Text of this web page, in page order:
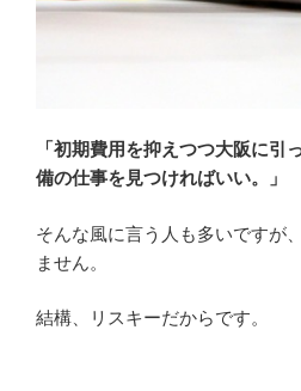
「初期費用を抑えつつ大阪に引
備の仕事を見つければいい。」
そんな風に言う人も多いですが
ません。
結構、リスキーだからです。